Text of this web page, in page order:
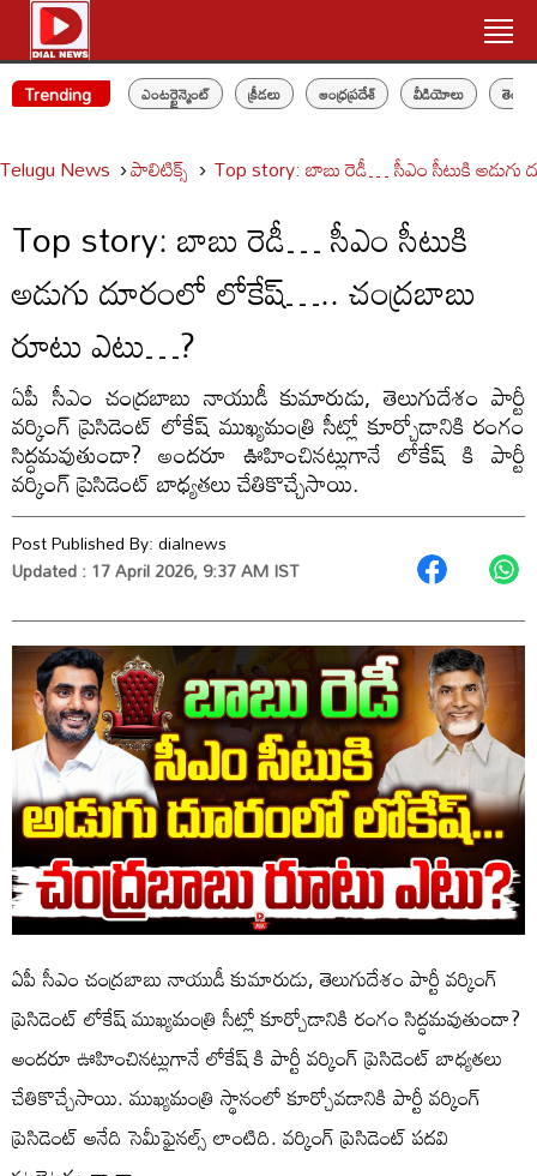
Trending ఎంటర్టైన్మెంట్ క్రీడలు ఆంధ్రప్రదేశ్ వీడియోలు
Telugu News పాలిటిక్స్‌ Top story: బాబు రెడీ… సీఎం సీటుకి
Top story: బాబు రెడీ… సీఎం సీటుకి
అడుగు దూరంలో లోకేష్….. చంద్రబాబు
రూటు ఎటు…?
ఏపీ సీఎం చంద్రబాబు నాయుడీ కుమారుడు, తెలుగుదేశం పార్టీ
వర్కింగ్ ప్రెసిడెంట్ లోకేష్ ముఖ్యమంత్రి సీట్లో కూర్చోడానికి రంగం
సిద్ధమవుతుందా? అందరూ ఊహించినట్లుగానే లోకేష్ కి పార్టీ
వర్కింగ్ ప్రెసిడెంట్ బాధ్యతలు చేతికొచ్చేసాయి.
Post Published By:dialnews
Updated : 17 April 2026, 9:37 AM IST
ఏపీ సీఎం చంద్రబాబు నాయుడీ కుమారుడు, తెలుగుదేశం పార్టీ వర్కింగ్
ప్రెసిడెంట్ లోకేష్ ముఖ్యమంత్రి సీట్లో కూర్చోడానికి రంగం సిద్ధమవుతుందా?
అందరూ ఊహించినట్లుగానే లోకేష్ కి పార్టీ వర్కింగ్ ప్రెసిడెంట్ బాధ్యతలు
చేతికొచ్చేసాయి. ముఖ్యమంత్రి స్థానంలో కూర్చోవడానికి పార్టీ వర్కింగ్
ప్రెసిడెంట్ అనేది సెమీఫైనల్స్ లాంటిది. వర్కింగ్ ప్రెసిడెంట్ పదవి